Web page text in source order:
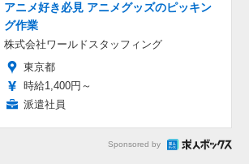
アニメ好き必見 アニメグッズのピッキン
グ作業
株式会社ワールドスタッフィング
東京都
時給1,400円～
派遣社員
Sponsored by